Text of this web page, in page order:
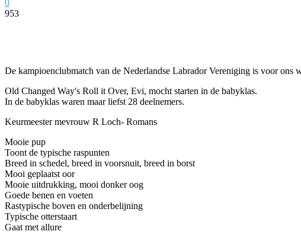
0
953
De kampioenclubmatch van de Nederlandse Labrador Vereniging is voor ons
Old Changed Way's Roll it Over, Evi, mocht starten in de babyklas.
In de babyklas waren maar liefst 28 deelnemers.
Keurmeester mevrouw R Loch- Romans
Mooie pup
Toont de typische raspunten
Breed in schedel, breed in voorsnuit, breed in borst
Mooi geplaatst oor
Mooie uitdrukking, mooi donker oog
Goede benen en voeten
Rastypische boven en onderbelijning
Typische otterstaart
Gaat met allure